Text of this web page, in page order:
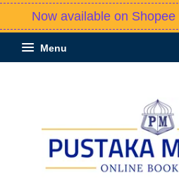
Now available on
Menu